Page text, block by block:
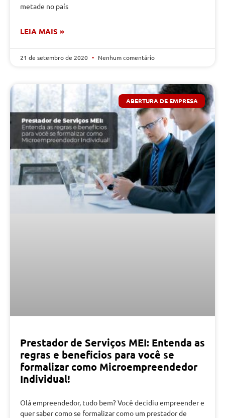
metade no país
LEIA MAIS »
21 de setembro de 2020 Nenhum comentário
ABERTURA DE EMPRESA
Prestador de Serviços MEI: Entenda as
regras e benefícios para você se
formalizar como Microempreendedor
Individual!
Olá empreendedor, tudo bem? Você decidiu empreender e
quer saber como se formalizar como um prestador de